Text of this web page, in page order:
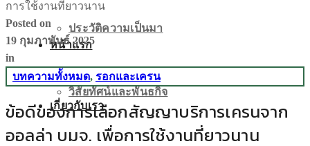
หน้าแรก
เกี่ยวกับเรา
ประวัติความเป็นมา
วิสัยทัศน์และพันธกิจ
Posted on
19 กุมภาพันธ์ 2025
in
บทความทั้งหมด, รอกและเครน
ข้อดีของการเลือกสัญญาบริการเครนจาก
ออลล่า บมจ. เพื่อการใช้งานที่ยาวนาน